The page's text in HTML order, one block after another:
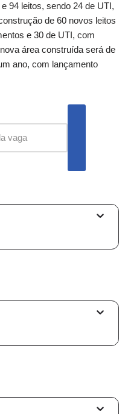
94 leitos, sendo 24 de UTI,
de 60 novos leitos
e 30 de UTI, com
área construída será de
ano, com lançamento